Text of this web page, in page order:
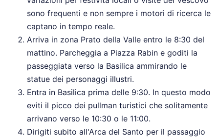
sono frequenti e non sempre i motori di ricerca le
captano in tempo reale.
Arriva in zona Prato della Valle entro le 8:30 del
mattino. Parcheggia a Piazza Rabin e goditi la
passeggiata verso la Basilica ammirando le
statue dei personaggi illustri.
Entra in Basilica prima delle 9:30. In questo modo
eviti il picco dei pullman turistici che solitamente
arrivano verso le 10:30 o le 11:00.
Dirigiti subito all'Arca del Santo per il passaggio